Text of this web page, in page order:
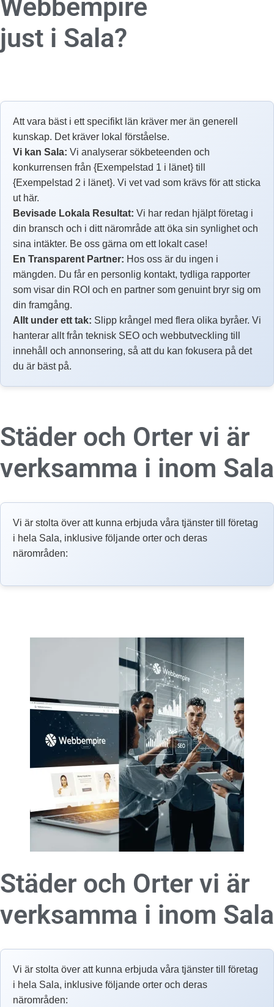
Webbempire
just i Sala?
Att vara bäst i ett specifikt län kräver mer än generell
kunskap. Det kräver lokal förståelse.
Vi kan Sala: Vi analyserar sökbeteenden och
konkurrensen från {Exempelstad 1 i länet} till
{Exempelstad 2 i länet}. Vi vet vad som krävs för att sticka
ut här.
Bevisade Lokala Resultat: Vi har redan hjälpt företag i
din bransch och i ditt närområde att öka sin synlighet och
sina intäkter. Be oss gärna om ett lokalt case!
En Transparent Partner: Hos oss är du ingen i
mängden. Du får en personlig kontakt, tydliga rapporter
som visar din ROI och en partner som genuint bryr sig om
din framgång.
Allt under ett tak: Slipp krångel med flera olika byråer. Vi
hanterar allt från teknisk SEO och webbutveckling till
innehåll och annonsering, så att du kan fokusera på det
du är bäst på.
Städer och Orter vi är
verksamma i inom Sala
Vi är stolta över att kunna erbjuda våra tjänster till företag
i hela Sala, inklusive följande orter och deras
närområden:
Städer och Orter vi är
verksamma i inom Sala
Vi är stolta över att kunna erbjuda våra tjänster till företag
i hela Sala, inklusive följande orter och deras
närområden: